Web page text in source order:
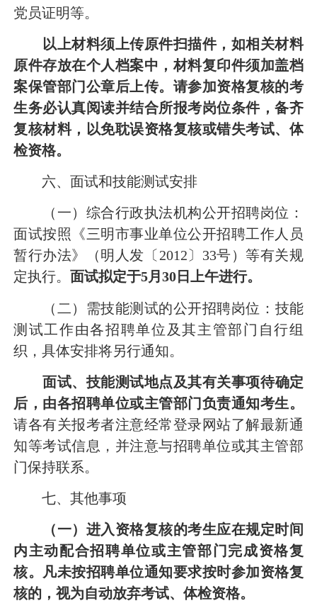
党员证明等。
以上材料须上传原件扫描件， 如相关材料
原件存放在个人档案中，材料复印件须加盖档
案保管部门公章后上传。 请参加资格复核的考
生务必认真阅读并结合所报考岗位条件，备齐
复核材料，以免耽误资格复核或错失考试、体
检资格。
六、 面试和技能测试安排
（一） 综合行政执法机构公开招聘岗位：
面试按照《三明市事业单位公开招聘工作人员
暂行办法》（明人发〔 2012〕33号）等有关规
定执行。 面试拟定于5月 30日上午进行。
（二） 需技能测试的公开招聘岗位： 技能
测试工作由各招聘单位及其主管部门自行组
织 ，具体安排将另行通知。
面试、技能测试地点及其有关事项待确定
后，由各招聘单位或主管部门负责通知考生。
请各有关报考者注意经常登录网站了解最新通
知等考试信息 ，并注意与招聘单位或其主管部
门保持联系。
七、其他事项
（一） 进入资格复核的考生应在规定时间
内主动配合招聘单位或主管部门完成资格复
核。凡未按招聘单位通知要求按时参加资格复
核的，视为自动放弃考试、体检资格。